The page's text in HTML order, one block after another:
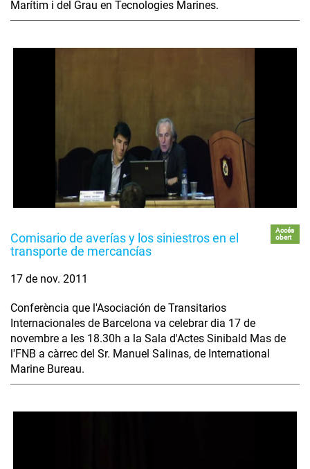
Marítim i del Grau en Tecnologies Marines.
Comisario de averías y los siniestros en el
transporte de mercancías
Accés
obert
17 de nov. 2011
Conferència que l'Asociación de Transitarios
Internacionales de Barcelona va celebrar dia 17 de
novembre a les 18.30h a la Sala d'Actes Sinibald Mas de
l'FNB a càrrec del Sr. Manuel Salinas, de International
Marine Bureau.